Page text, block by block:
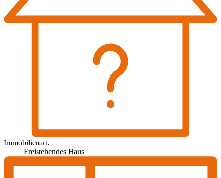
Immobilienart:
Freistehendes Haus